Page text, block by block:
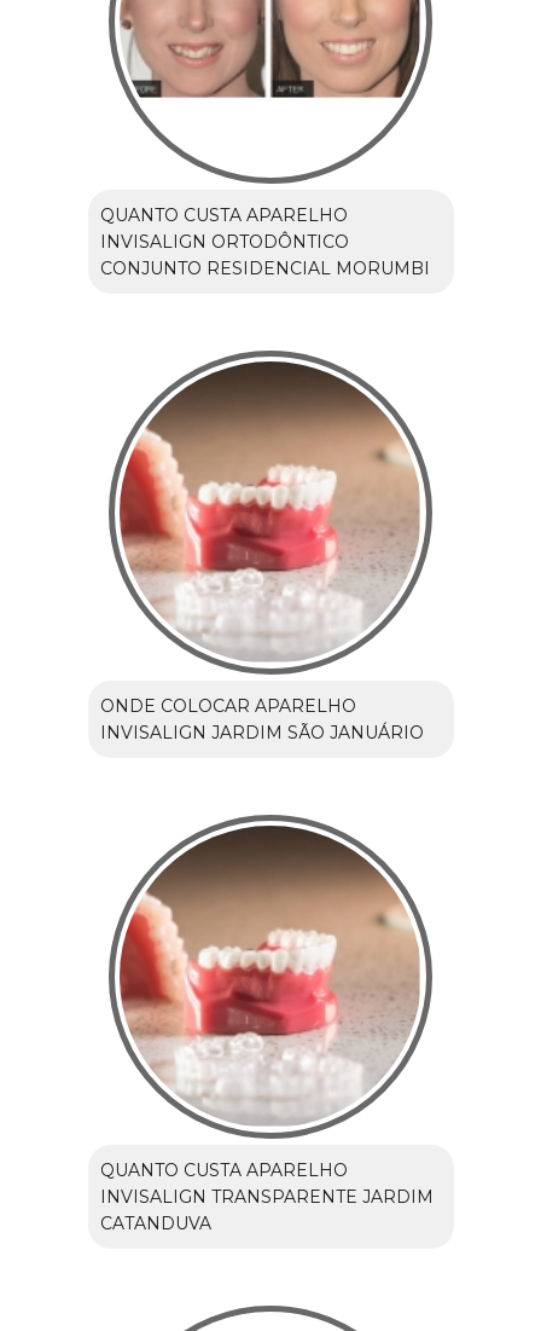
QUANTO CUSTA APARELHO
INVISALIGN ORTODÔNTICO
CONJUNTO RESIDENCIAL MORUMBI
ONDE COLOCAR APARELHO
INVISALIGN JARDIM SÃO JANUÁRIO
QUANTO CUSTA APARELHO
INVISALIGN TRANSPARENTE JARDIM
CATANDUVA